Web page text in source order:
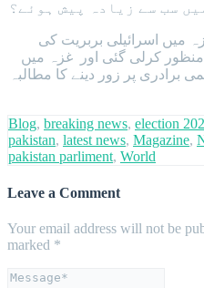
میں اسرائیلی بربریت کی
کرلی گئی اور غزہ میں
پر زور دینے کا مطالبہ
Blog, breaking news, election
pakistan, latest news, Magazine,
pakistan parliment, World
Leave a Comment
Your email address will not be
marked *